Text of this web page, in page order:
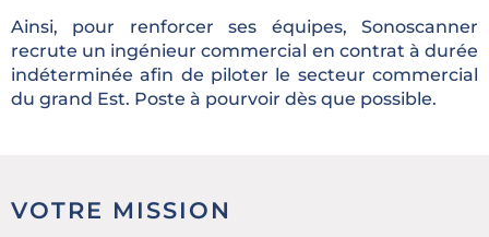
Ainsi, pour renforcer ses équipes, Sonoscanner
recrute un ingénieur commercial en contrat à durée
indéterminée afin de piloter le secteur commercial
du grand Est. Poste à pourvoir dès que possible.
VOTRE MISSION